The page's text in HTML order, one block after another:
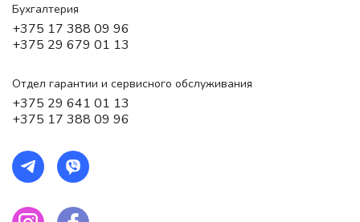
Бухгалтерия
+375 17 388 09 96
+375 29 679 01 13
Отдел гарантии и сервисного обслуживания
+375 29 641 01 13
+375 17 388 09 96